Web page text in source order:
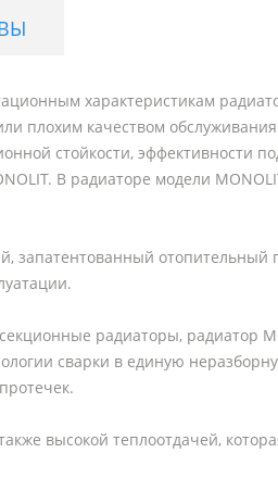
характеристикам
плохим качеством
стойкости, эффективности
В радиаторе модели
запатентованный
радиаторы, радиатор
сварки в единую
высокой теплоотдачей,